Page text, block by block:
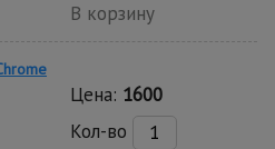
В корзину
Цена: 1600
Кол-во